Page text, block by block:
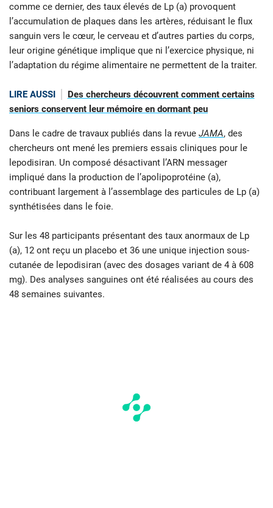
comme ce dernier, des taux élevés de Lp (a) provoquent
l’accumulation de plaques dans les artères, réduisant le flux
sanguin vers le cœur, le cerveau et d’autres parties du corps,
leur origine génétique implique que ni l’exercice physique, ni
l’adaptation du régime alimentaire ne permettent de la traiter.
LIRE AUSSI
Des chercheurs découvrent comment certains
seniors conservent leur mémoire en dormant peu
Dans le cadre de travaux publiés dans la revue JAMA, des
chercheurs ont mené les premiers essais cliniques pour le
lepodisiran. Un composé désactivant l’ARN messager
impliqué dans la production de l’apolipoprotéine (a),
contribuant largement à l’assemblage des particules de Lp (a)
synthétisées dans le foie.
Sur les 48 participants présentant des taux anormaux de Lp
(a), 12 ont reçu un placebo et 36 une unique injection sous-
cutanée de lepodisiran (avec des dosages variant de 4 à 608
mg). Des analyses sanguines ont été réalisées au cours des
48 semaines suivantes.